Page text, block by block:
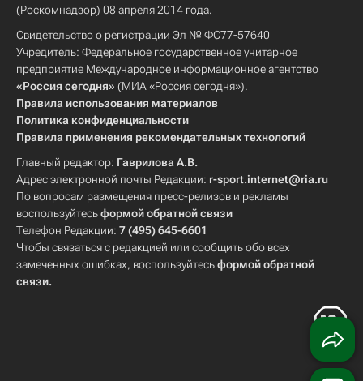
(Роскомнадзор) 08 апреля 2014 года.
Свидетельство о регистрации Эл № ФС77-57640
Учредитель: Федеральное государственное унитарное
предприятие Международное информационное агентство
«Россия сегодня» (МИА «Россия сегодня»).
Правила использования материалов
Политика конфиденциальности
Правила применения рекомендательных технологий
Главный редактор: Гаврилова А.В.
Адрес электронной почты Редакции: r-sport.internet@ria.ru
По вопросам размещения пресс-релизов и рекламы
воспользуйтесьформой обратной связи
Телефон Редакции: 7 (495) 645-6601
Чтобы связаться с редакцией или сообщить обо всех
замеченных ошибках, воспользуйтесьформой обратной
связи.